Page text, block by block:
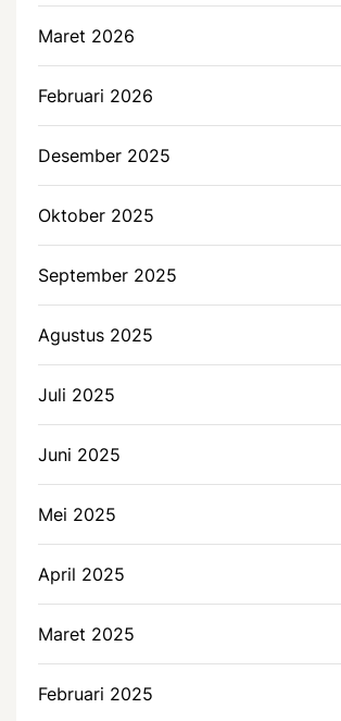
Maret 2026
Februari 2026
Desember 2025
Oktober 2025
September 2025
Agustus 2025
Juli 2025
Juni 2025
Mei 2025
April 2025
Maret 2025
Februari 2025